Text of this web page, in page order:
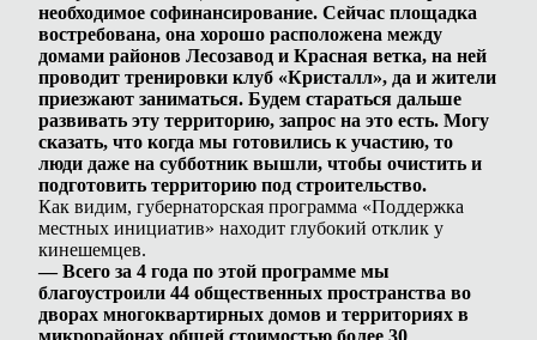
необходимое софинансирование. Сейчас площадка
востребована, она хорошо расположена между
домами районов Лесозавод и Красная ветка, на ней
проводит тренировки клуб «Кристалл», да и жители
приезжают заниматься. Будем стараться дальше
развивать эту территорию, запрос на это есть. Могу
сказать, что когда мы готовились к участию, то
люди даже на субботник вышли, чтобы очистить и
подготовить территорию под строительство.
Как видим, губернаторская программа «Поддержка
местных инициатив» находит глубокий отклик у
кинешемцев.
— Всего за 4 года по этой программе мы
благоустроили 44 общественных пространства во
дворах многоквартирных домов и территориях в
микрорайонах общей стоимостью более 30